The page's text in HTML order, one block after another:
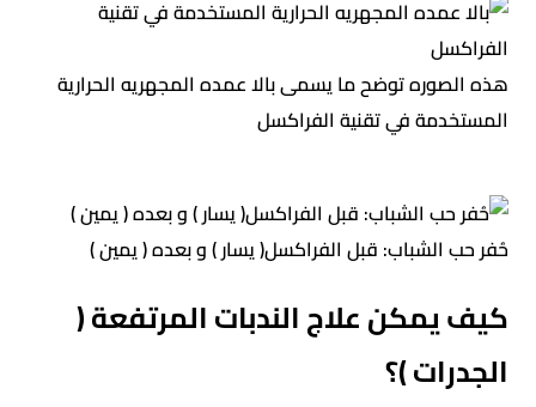
هذه الصوره توضح ما يسمى بالا عمده المجهريه الحرارية
المستخدمة في تقنية الفراكسل
حُفر حب الشباب: قبل الفراكسل( يسار ) و بعده ( يمين )
كيف يمكن علاج الندبات المرتفعة (
الجدرات )؟